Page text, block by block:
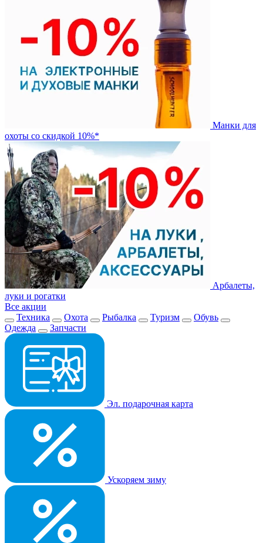
Манки для
охоты со скидкой 10%*
Арбалеты,
луки и рогатки
Все акции
Техника
Охота Рыбалка Туризм
Обувь
Одежда
Запчасти
Эл. подарочная карта
Ускоряем зиму